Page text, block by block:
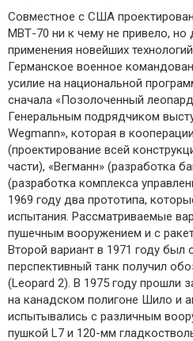
Совместное с США
МВТ-70 ни к чему не привело,
применения новейших
Германское военное
усилие на национальной
сначала «Позолоченный
Генеральным подрядчиком
Wegmann», которая в
(проектирование всей
части), «Вегманн» (разработка
(разработка комплекса
1969 году два прототипа,
испытания. Рассматриваемые
пушечным вооружением и с
Второй вариант в 1971 году был
перспективный танк получил
(Leopard 2). В 1975 году прошли
на канадском полигоне Шило и
испытывались с различным
пушкой L7 и 120-мм